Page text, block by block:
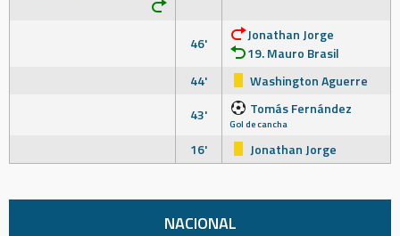
46'
Jonathan Jorge
19. Mauro Brasil
44'
Washington Aguerre
43'
Tomás Fernández
Gol de cancha
16' Jonathan Jorge
NACIONAL